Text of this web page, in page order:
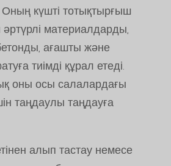
күшті тотықтырғыш
әртүрлі материалдарды,
ағашты және
тиімді құрал етеді.
оны осы салалардағы
таңдаулы таңдауға
алып тастау немесе